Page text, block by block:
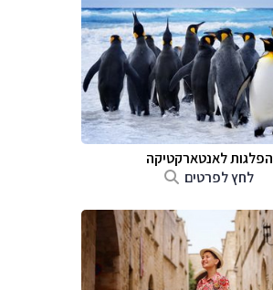
הפלגות לאנטארקטיקה
לחץ לפרטים